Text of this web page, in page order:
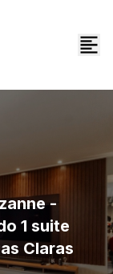
-
1 suite
Claras